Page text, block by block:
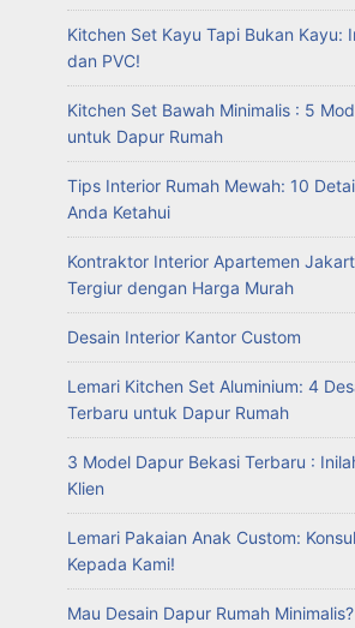
Kitchen Set Kayu Tapi Bukan Kayu:
dan PVC!
Kitchen Set Bawah Minimalis : 5
untuk Dapur Rumah
Tips Interior Rumah Mewah: 10
Anda Ketahui
Kontraktor Interior Apartemen
Tergiur dengan Harga Murah
Desain Interior Kantor Custom
Lemari Kitchen Set Aluminium: 4
Terbaru untuk Dapur Rumah
3 Model Dapur Bekasi Terbaru :
Klien
Lemari Pakaian Anak Custom:
Kepada Kami!
Mau Desain Dapur Rumah